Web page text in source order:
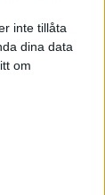
inte tillåta
dina data
om
ena hållet
eller
en bild på